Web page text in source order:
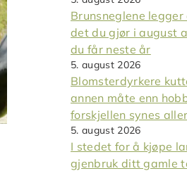
Brunsneglene
det du gjør i august
du får neste år
5. august 2026
Blomsterdyrkere
annen måte enn
forskjellen synes
5. august 2026
I stedet for å kjøpe
gjenbruk ditt gamle